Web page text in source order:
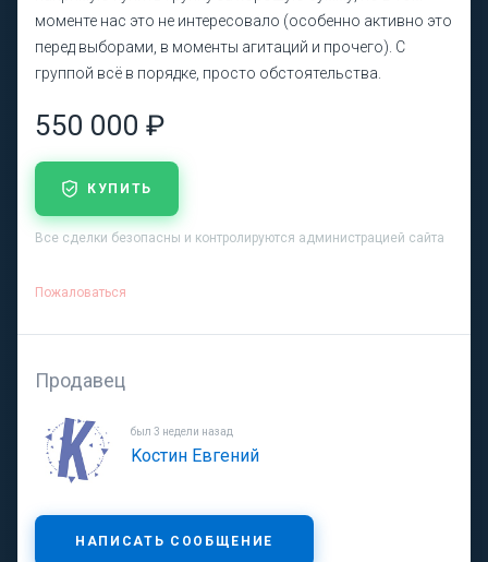
моменте нас это не интересовало (особенно активно это
перед выборами, в моменты агитаций и прочего). С
группой всё в порядке, просто обстоятельства.
550 000 ₽
КУПИТЬ
Все сделки безопасны и контролируются администрацией сайта
Пожаловаться
Продавец
был 3 недели назад
Κостин Εвгений
НАПИСАТЬ СООБЩЕНИЕ